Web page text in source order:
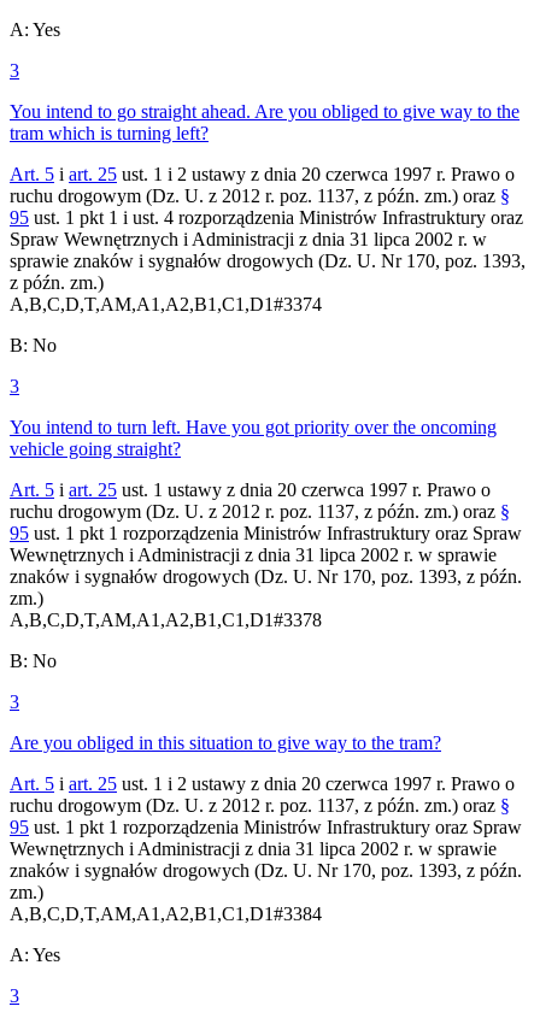
A: Yes
3
You intend to go straight ahead. Are you obliged to give way to the
tram which is turning left?
Art. 5 i art. 25 ust. 1 i 2 ustawy z dnia 20 czerwca 1997 r. Prawo o
ruchu drogowym (Dz. U. z 2012 r. poz. 1137, z późn. zm.) oraz §
95 ust. 1 pkt 1 i ust. 4 rozporządzenia Ministrów Infrastruktury oraz
Spraw Wewnętrznych i Administracji z dnia 31 lipca 2002 r. w
sprawie znaków i sygnałów drogowych (Dz. U. Nr 170, poz. 1393,
z późn. zm.)
A,B,C,D,T,AM,A1,A2,B1,C1,D1#3374
B: No
3
You intend to turn left. Have you got priority over the oncoming
vehicle going straight?
Art. 5 i art. 25 ust. 1 ustawy z dnia 20 czerwca 1997 r. Prawo o
ruchu drogowym (Dz. U. z 2012 r. poz. 1137, z późn. zm.) oraz §
95 ust. 1 pkt 1 rozporządzenia Ministrów Infrastruktury oraz Spraw
Wewnętrznych i Administracji z dnia 31 lipca 2002 r. w sprawie
znaków i sygnałów drogowych (Dz. U. Nr 170, poz. 1393, z późn.
zm.)
A,B,C,D,T,AM,A1,A2,B1,C1,D1#3378
B: No
3
Are you obliged in this situation to give way to the tram?
Art. 5 i art. 25 ust. 1 i 2 ustawy z dnia 20 czerwca 1997 r. Prawo o
ruchu drogowym (Dz. U. z 2012 r. poz. 1137, z późn. zm.) oraz §
95 ust. 1 pkt 1 rozporządzenia Ministrów Infrastruktury oraz Spraw
Wewnętrznych i Administracji z dnia 31 lipca 2002 r. w sprawie
znaków i sygnałów drogowych (Dz. U. Nr 170, poz. 1393, z późn.
zm.)
A,B,C,D,T,AM,A1,A2,B1,C1,D1#3384
A: Yes
3